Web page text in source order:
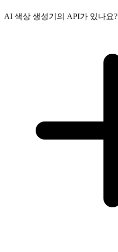
AI 색상 생성기의 API가 있나요?